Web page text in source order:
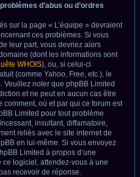
d’abus ou d’ordres
sur la page « L’équipe » devraient
ces problèmes. Si vous
leur part, vous devriez alors
(dont les informations sont
WHOIS), ou, si celui-ci
(comme Yahoo, Free, etc.), le
Veuillez noter que phpBB Limited
et ne peut en aucun cas être
où et par qui ce forum est
Limited pour tout problème
insultant, diffamatoire,
reliés avec le site internet de
en lui-même. Si vous envoyez
Limited à propos d’une
logiciel, attendez-vous à une
recevoir de réponse.